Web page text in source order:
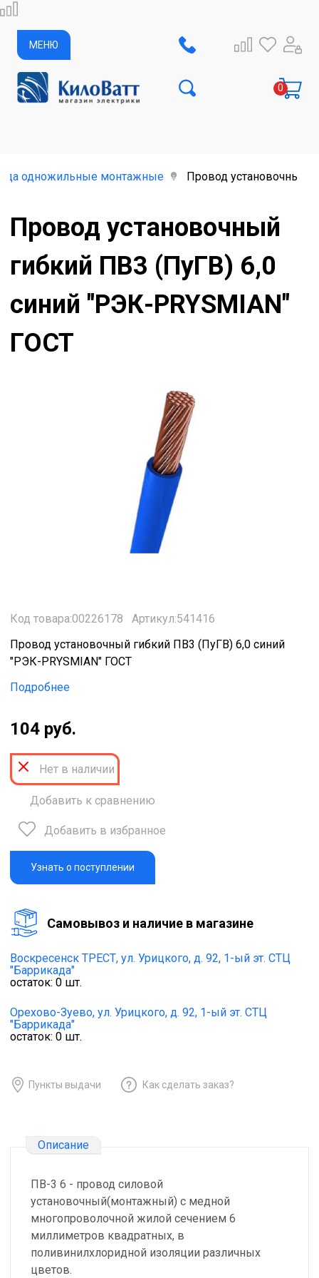
МЕНЮ
одножильные монтажные Провод установочный
Провод установочный
гибкий ПВ3 (ПуГВ) 6,0
синий "РЭК-PRYSMIAN"
ГОСТ
Код товара:00226178
Артикул:541416
Провод установочный гибкий ПВ3 (ПуГВ) 6,0 синий
"РЭК-PRYSMIAN" ГОСТ
Подробнее
104 руб.
Нет в наличии
Добавить к сравнению
Добавить в избранное
Узнать о поступлении
Cамовывоз и наличие в магазине
Воскресенск ТРЕСТ, ул. Урицкого, д. 92, 1-ый эт. СТЦ
"Баррикада"
остаток: 0 шт.
Орехово-Зуево, ул. Урицкого, д. 92, 1-ый эт. СТЦ
"Баррикада"
остаток: 0 шт.
Пункты выдачи Как сделать заказ?
Описание
ПВ-3 6 - провод силовой
установочный(монтажный) с медной
многопроволочной жилой сечением 6
миллиметров квадратных, в
поливинилхлоридной изоляции различных
цветов.